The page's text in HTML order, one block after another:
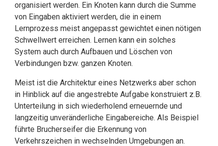
organisiert werden. Ein Knoten kann durch die Summe
von Eingaben aktiviert werden, die in einem
Lernprozess meist angepasst gewichtet einen nötigen
Schwellwert erreichen. Lernen kann ein solches
System auch durch Aufbauen und Löschen von
Verbindungen bzw. ganzen Knoten.
Meist ist die Architektur eines Netzwerks aber schon
in Hinblick auf die angestrebte Aufgabe konstruiert z.B.
Unterteilung in sich wiederholend erneuernde und
langzeitig unveränderliche Eingabereiche. Als Beispiel
führte Brucherseifer die Erkennung von
Verkehrszeichen in wechselnden Umgebungen an.